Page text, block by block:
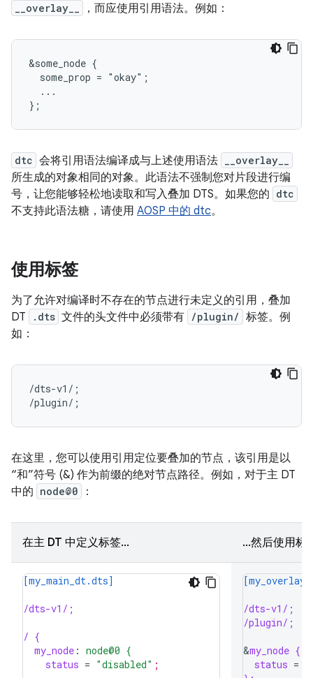
__overlay__ ，而应使用引用语法。例如：
&some_node {
  some_prop = "okay";
  ...
};
dtc 会将引用语法编译成与上述使用语法 __overlay__
所生成的对象相同的对象。此语法不强制您对片段进行编
号，让您能够轻松地读取和写入叠加 DTS。如果您的 dtc
不支持此语法糖，请使用 AOSP 中的 dtc。
使用标签
为了允许对编译时不存在的节点进行未定义的引用，叠加
DT
.dts 文件的头文件中必须带有 /plugin/ 标签。例
如：
/dts-v1/;
/plugin/;
在这里，您可以使用引用定位要叠加的节点，该引用是以
“和”符号 (&) 作为前缀的绝对节点路径。例如，对于主 DT
中的 node@0 ：
在主 DT 中定义标签... ...然后使用标
[my_main_dt.dts]
/dts-v1/;
/ {
my_node : node@0 {
status = "disabled" ;
/dts-v1/;
/plugin/;
&my_node {
status =